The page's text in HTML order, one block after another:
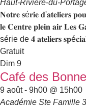
Haut-Rivière-du-
𝐍𝐨𝐭𝐫𝐞 𝐬é𝐫𝐢𝐞 𝐝'𝐚𝐭𝐞𝐥𝐢𝐞𝐫𝐬
𝐥𝐞 𝐂𝐞𝐧𝐭𝐫𝐞 𝐩𝐥𝐞𝐢𝐧 𝐚𝐢𝐫
série de 𝟒 𝐚𝐭𝐞𝐥𝐢𝐞𝐫𝐬
Gratuit
Dim 9
Café des
9 août - 9h00 @ 15h00
Académie Ste Famille